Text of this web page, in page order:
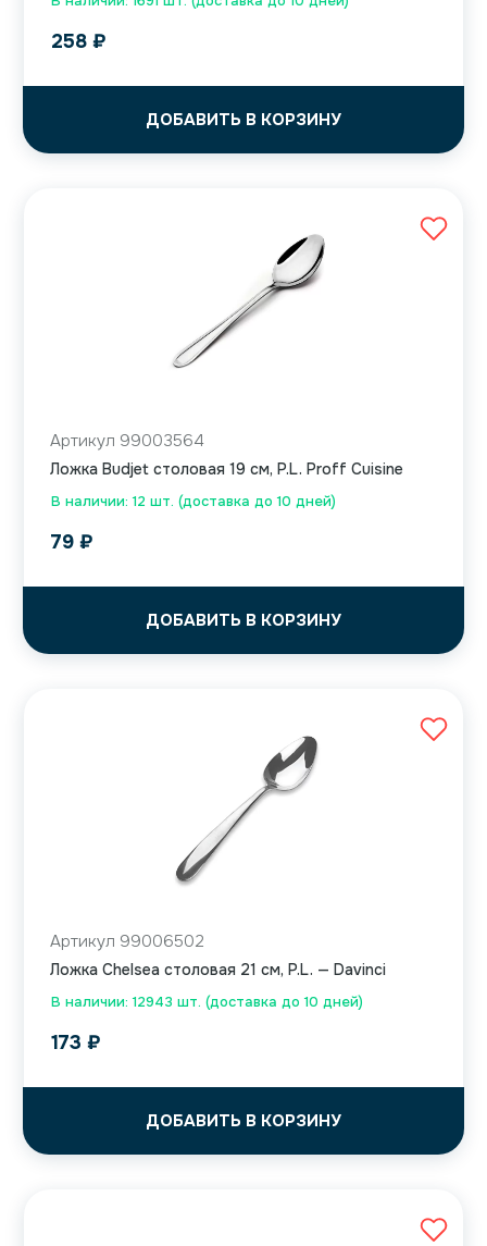
258 ₽
ДОБАВИТЬ В КОРЗИНУ
В наличии: 12 шт. (доставка до 10 дней)
Артикул 99003564
Ложка Budjet столовая 19 см, P.L. Proff Cuisine
79 ₽
ДОБАВИТЬ В КОРЗИНУ
В наличии: 12943 шт. (доставка до 10 дней)
Артикул 99006502
Ложка Chelsea столовая 21 см, P.L. — Davinci
173 ₽
ДОБАВИТЬ В КОРЗИНУ